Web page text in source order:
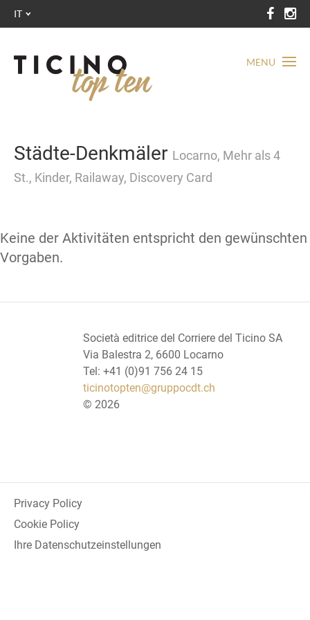
MENU
IT
Städte-Denkmäler Locarno, Mehr als 4
St., Kinder, Railaway, Discovery Card
Keine der Aktivitäten entspricht den gewünschten
Vorgaben.
Società editrice del Corriere del Ticino SA
Via Balestra 2, 6600 Locarno
Tel: +41 (0)91 756 24 15
ticinotopten@gruppocdt.ch
© 2026
Privacy Policy
Cookie Policy
Ihre Datenschutzeinstellungen